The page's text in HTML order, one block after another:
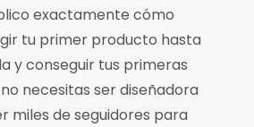
exactamente cómo
tu primer producto hasta
y conseguir tus primeras
necesitas ser diseñadora
miles de seguidores para